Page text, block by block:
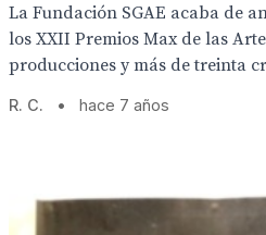
La Fundación SGAE acaba de
los XXII Premios Max de las
producciones y más de treinta
R. C. • hace 7 años